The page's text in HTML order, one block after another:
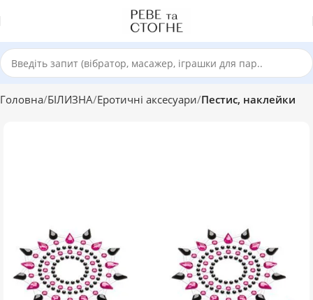
Головна БІЛИЗНА Еротичні аксесуари Пестис, наклейки